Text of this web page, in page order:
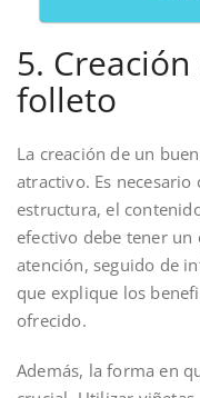
5.
folleto
La creación de un
atractivo. Es
estructura, el
efectivo debe tener un
atención, seguido de
que explique los
ofrecido.
Además, la forma en